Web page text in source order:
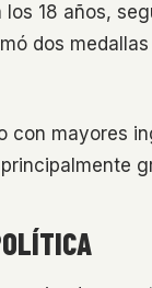
18 años,
dos
mayores